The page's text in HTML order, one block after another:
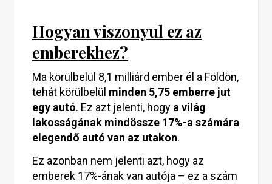
Hogyan viszonyul ez az
emberekhez?
Ma körülbelül 8,1 milliárd ember él a Földön,
tehát körülbelül minden 5,75 emberre jut
egy autó. Ez azt jelenti, hogy a világ
lakosságának mindössze 17%-a számára
elegendő autó van az utakon.
Ez azonban nem jelenti azt, hogy az
emberek 17%-ának van autója – ez a szám